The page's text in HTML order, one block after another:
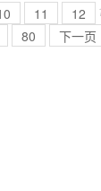
11 12
80 下一页